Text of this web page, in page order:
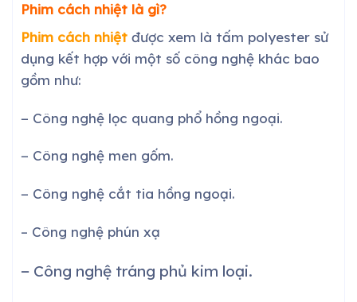
Phim cách nhiệt là gì?
Phim cách nhiệt được xem là tấm polyester sử
dụng kết hợp với một số công nghệ khác bao
gồm như:
− Công nghệ lọc quang phổ hồng ngoại.
− Công nghệ men gốm.
− Công nghệ cắt tia hồng ngoại.
– Công nghệ phún xạ
− Công nghệ tráng phủ kim loại.